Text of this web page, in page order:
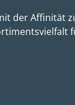
der